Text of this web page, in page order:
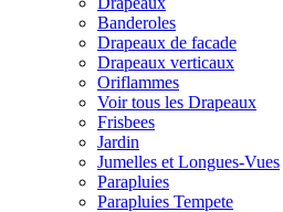
Banderoles
Drapeaux de facade
Drapeaux verticaux
Oriflammes
Voir tous les Drapeaux
Frisbees
Jardin
Jumelles et Longues-Vues
Parapluies
Parapluies Tempete